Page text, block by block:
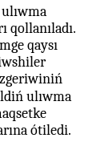
qollanıladı.
qaysı
ulıwma
ótiledi.